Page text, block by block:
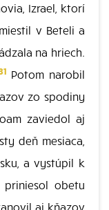
Izrael, ktorí
v Beteli a
na hriech.
Potom narobil
zo spodiny
zaviedol aj
deň mesiaca,
a vystúpil k
obetu
aj kňazov